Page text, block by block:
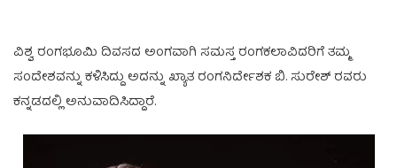
ವಿಶ್ವ ರಂಗಭೂಮಿ ದಿವಸದ ಅಂಗವಾಗಿ ಸಮಸ್ತ ರಂಗಕಲಾವಿದರಿಗೆ ತಮ್ಮ
ಸಂದೇಶವನ್ನು ಕಳಿಸಿದ್ದು ಅದನ್ನು ಖ್ಯಾತ ರಂಗನಿರ್ದೇಶಕ ಬಿ. ಸುರೇಶ್ ರವರು
ಕನ್ನಡದಲ್ಲಿ ಅನುವಾದಿಸಿದ್ದಾರೆ.